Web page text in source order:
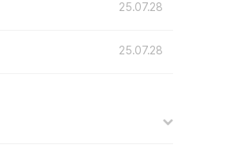
25.07.28
25.07.28